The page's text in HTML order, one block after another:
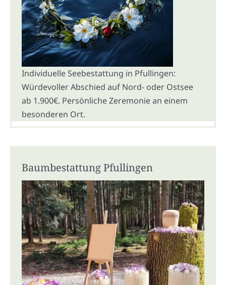
Individuelle Seebestattung in Pfullingen:
Würdevoller Abschied auf Nord- oder Ostsee
ab 1.900€. Persönliche Zeremonie an einem
besonderen Ort.
Baumbestattung Pfullingen